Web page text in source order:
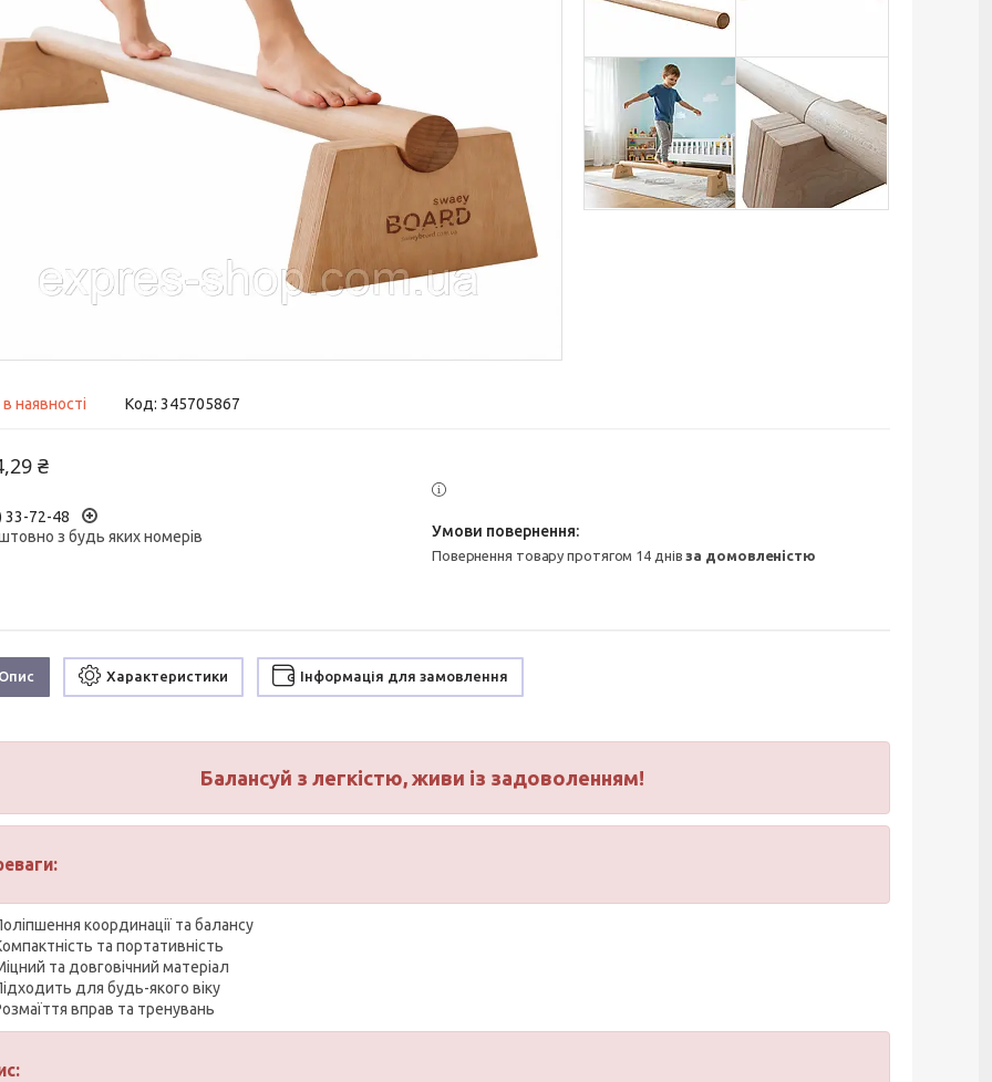
наявності Код: 345705867
₴
33-72-48
з будь яких номерів
повернення товару протягом 14 днівза домовленістю
Характеристики Інформація для замовлення
Балансуй з легкістю, живи із задоволенням!
координації та балансу
та портативність
та довговічний матеріал
для будь-якого віку
вправ та тренувань